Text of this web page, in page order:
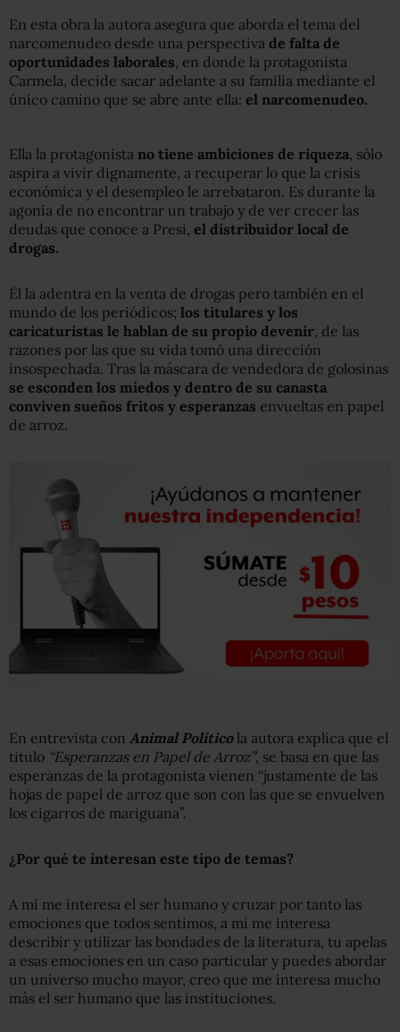
En esta obra la autora asegura que aborda el tema del
narcomenudeo desde una perspectiva de falta de
oportunidades laborales, en donde la protagonista
Carmela, decide sacar adelante a su familia mediante el
único camino que se abre ante ella: el narcomenudeo.
Ella la protagonista no tiene ambiciones de riqueza, sólo
aspira a vivir dignamente, a recuperar lo que la crisis
económica y el desempleo le arrebataron. Es durante la
agonía de no encontrar un trabajo y de ver crecer las
deudas que conoce a Presi, el distribuidor local de
drogas.
Él la adentra en la venta de drogas pero también en el
mundo de los periódicos; los titulares y los
caricaturistas le hablan de su propio devenir, de las
razones por las que su vida tomó una dirección
insospechada. Tras la máscara de vendedora de golosinas
se esconden los miedos y dentro de su canasta
conviven sueños fritos y esperanzas envueltas en papel
de arroz.
En entrevista con Animal Políticola autora explica que el
titulo “Esperanzas en Papel de Arroz”, se basa en que las
esperanzas de la protagonista vienen “justamente de las
hojas de papel de arroz que son con las que se envuelven
los cigarros de mariguana”.
¿Por qué te interesan este tipo de temas?
A mí me interesa el ser humano y cruzar por tanto las
emociones que todos sentimos, a mí me interesa
describir y utilizar las bondades de la literatura, tu apelas
a esas emociones en un caso particular y puedes abordar
un universo mucho mayor, creo que me interesa mucho
más el ser humano que las instituciones.